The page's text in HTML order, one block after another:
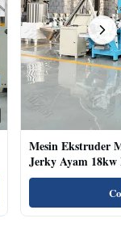
Mesin Ekstruder
Jerky Ayam
Kucing Kering